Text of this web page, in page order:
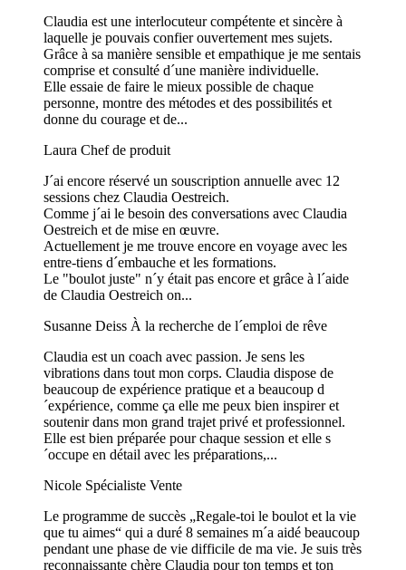
Claudia est une interlocuteur compétente et sincère à
laquelle je pouvais confier ouvertement mes sujets.
Grâce à sa manière sensible et empathique je me sentais
comprise et consulté d´une manière individuelle.
Elle essaie de faire le mieux possible de chaque
personne, montre des métodes et des possibilités et
donne du courage et de...
Laura Chef de produit
J´ai encore réservé un souscription annuelle avec 12
sessions chez Claudia Oestreich.
Comme j´ai le besoin des conversations avec Claudia
Oestreich et de mise en œuvre.
Actuellement je me trouve encore en voyage avec les
entre-tiens d´embauche et les formations.
Le "boulot juste" n´y était pas encore et grâce à l´aide
de Claudia Oestreich on...
Susanne Deiss À la recherche de l´emploi de rêve
Claudia est un coach avec passion. Je sens les
vibrations dans tout mon corps. Claudia dispose de
beaucoup de expérience pratique et a beaucoup d
´expérience, comme ça elle me peux bien inspirer et
soutenir dans mon grand trajet privé et professionnel.
Elle est bien préparée pour chaque session et elle s
´occupe en détail avec les préparations,...
Nicole Spécialiste Vente
Le programme de succès „Regale-toi le boulot et la vie
que tu aimes“ qui a duré 8 semaines m´a aidé beaucoup
pendant une phase de vie difficile de ma vie. Je suis très
reconnaissante chère Claudia pour ton temps et ton